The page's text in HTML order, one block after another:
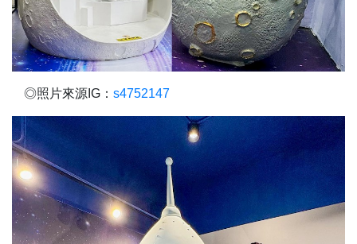
◎照片來源IG： s4752147